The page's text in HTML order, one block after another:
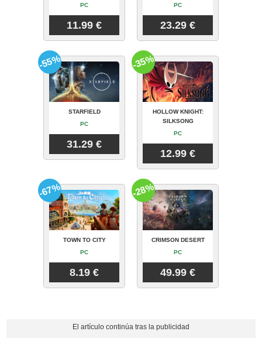
PC
11.99 €
PC
23.29 €
STARFIELD
PC
31.29 €
-55%
HOLLOW KNIGHT:
SILKSONG
PC
12.99 €
-35%
TOWN TO CITY
PC
8.19 €
-67%
CRIMSON DESERT
PC
49.99 €
-28%